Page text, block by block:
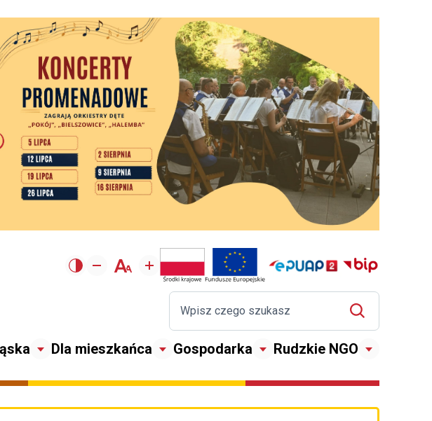
Dla mieszkańca Gospodarka Rudzkie NGO